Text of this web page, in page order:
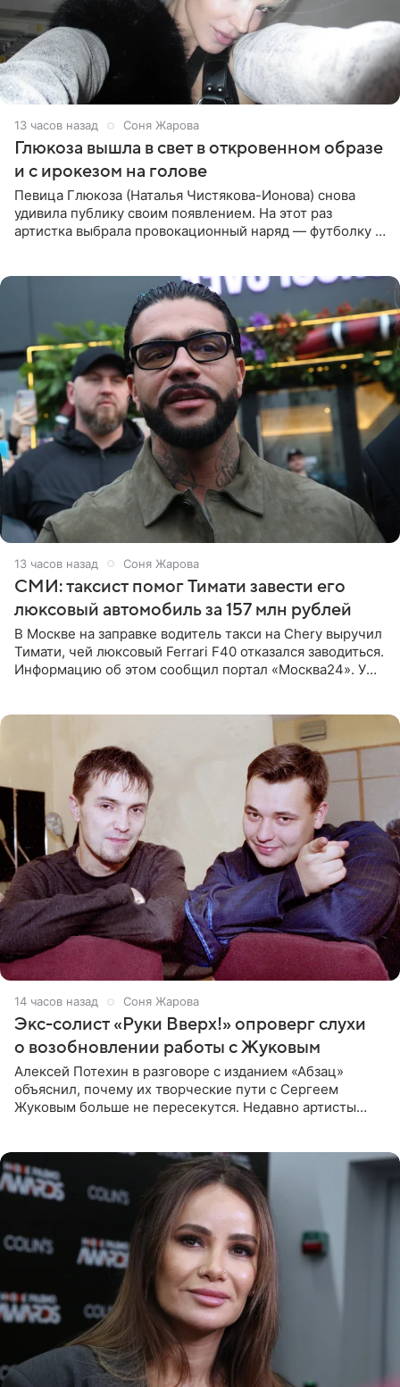
13 часов назад Соня Жарова
Глюкоза вышла в свет в откровенном образе
и с ирокезом на голове
Певица Глюкоза (Наталья Чистякова-Ионова) снова
удивила публику своим появлением. На этот раз
артистка выбрала провокационный наряд — футболку с
13 часов назад Соня Жарова
СМИ: таксист помог Тимати завести его
люксовый автомобиль за 157 млн рублей
В Москве на заправке водитель такси на Chery выручил
Тимати, чей люксовый Ferrari F40 отказался заводиться.
Информацию об этом сообщил портал «Москва24». У
14 часов назад Соня Жарова
Экс-солист «Руки Вверх!» опроверг слухи
о возобновлении работы с Жуковым
Алексей Потехин в разговоре с изданием «Абзац»
объяснил, почему их творческие пути с Сергеем
Жуковым больше не пересекутся. Недавно артисты